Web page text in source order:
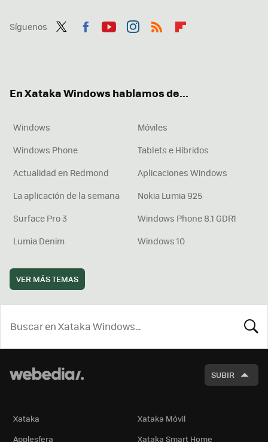
Síguenos
En Xataka Windows hablamos de...
Windows
Móviles
Windows Phone
Tablets e Híbridos
Actualidad en Redmond
Aplicaciones Windows
La aplicación de la semana
Nokia Lumia 925
Surface Pro 3
Windows Phone 8.1 GDR1
Lumia Denim
Windows 10
VER MÁS TEMAS
SUBIR
Xataka
Xataka Móvil
Applesfera
Xataka Smart Home